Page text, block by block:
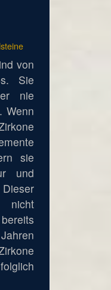
von
Sie
nie
Wenn
sie
und